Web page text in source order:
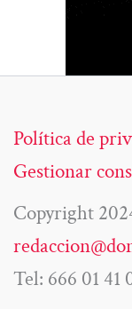
Política de
Gestionar
Copyright
Tel: 666 01 41